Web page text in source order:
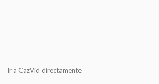
Ir a CazVid directamente